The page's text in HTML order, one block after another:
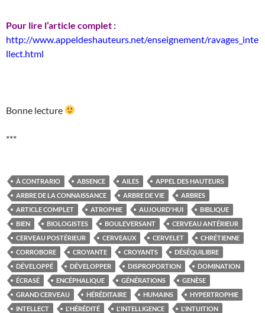
Pour lire l’article complet :
http://www.appeldeshauteurs.net/enseignement/ravages_inte
llect.html
Bonne lecture
***
À CONTRARIO ABSENCE AILES
APPEL DES HAUTEURS
ARBRE DE LA CONNAISSANCE
ARBRE DE VIE
ARBRES
ARTICLE COMPLET
ATROPHIE AUJOURD'HUI
BIBLIQUE
BIEN
BIOLOGISTES BOULEVERSANT
CERVEAU ANTÉRIEUR
CERVEAU POSTÉRIEUR
CERVEAUX CERVELET
CHRÉTIENNE
CORROBORE
CROYANTE CROYANTS
DÉSÉQUILIBRE
DÉVELOPPÉ
DÉVELOPPER DISPROPORTION
DOMINATION
ÉCRASÉ
ENCÉPHALIQUE GÉNÉRATIONS
GENÈSE
GRAND CERVEAU
HÉRÉDITAIRE HUMAINS
HYPERTROPHIE
INTELLECT
L'HÉRÉDITÉ L'INTELLIGENCE
L'INTUITION